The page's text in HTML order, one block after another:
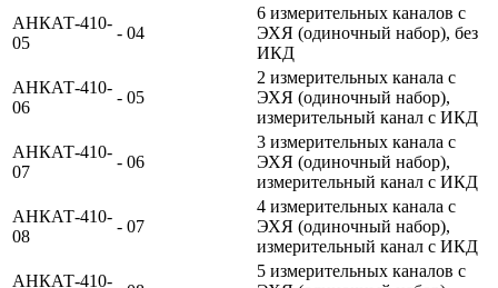
АНКАТ-410-
05
- 04
6 измерительных каналов с
ЭХЯ (одиночный набор), без
ИКД
АНКАТ-410-
06
- 05
2 измерительных канала с
ЭХЯ (одиночный набор),
измерительный канал с ИКД
АНКАТ-410-
07
- 06
3 измерительных канала с
ЭХЯ (одиночный набор),
измерительный канал с ИКД
АНКАТ-410-
08
- 07
4 измерительных канала с
ЭХЯ (одиночный набор),
измерительный канал с ИКД
АНКАТ-410-
5 измерительных каналов с